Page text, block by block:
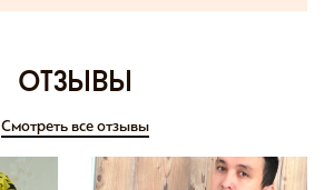
отзывы
Смотреть все отзывы